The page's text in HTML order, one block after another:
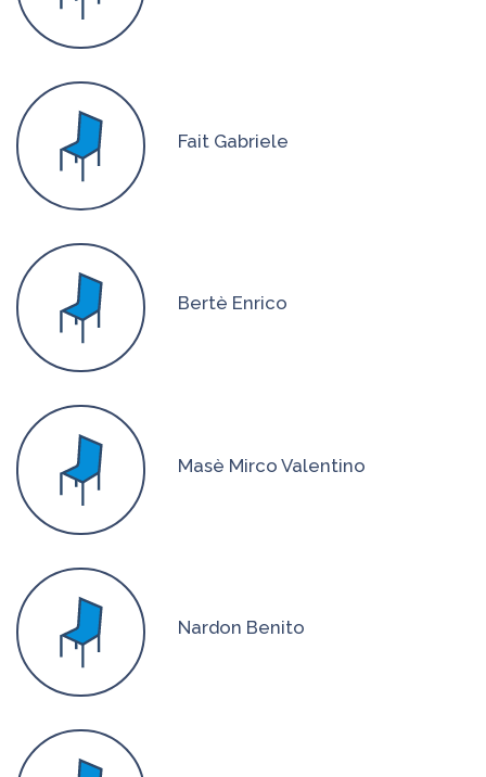
Fait Gabriele
Bertè Enrico
Masè Mirco Valentino
Nardon Benito